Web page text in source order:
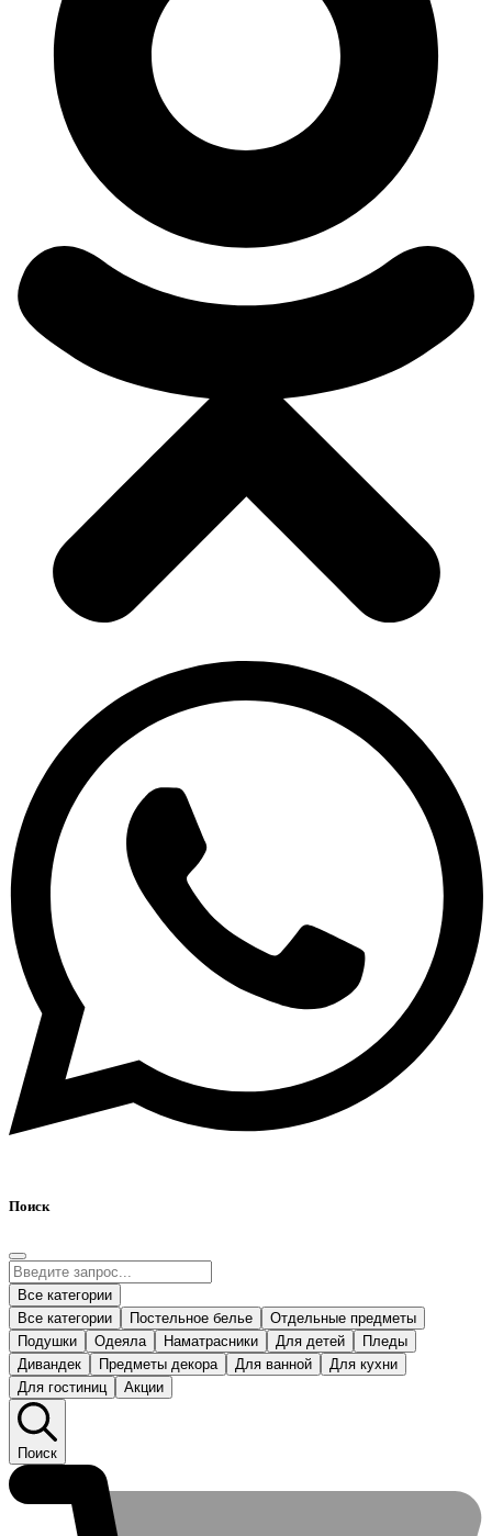
Поиск
Все категории
Все категории
Постельное белье
Отдельные предметы
Подушки
Одеяла Наматрасники Для детей
Пледы
Дивандек
Предметы декора Для ванной
Для кухни
Для гостиниц
Акции
Поиск